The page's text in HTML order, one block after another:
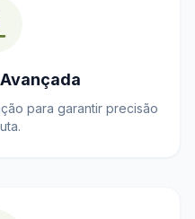
para garantir precisão